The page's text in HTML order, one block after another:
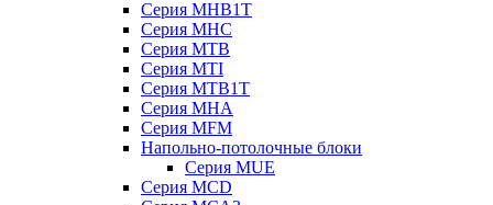
Серия MHB1T
Серия MHC
Серия MTB
Серия MTI
Серия MTB1T
Серия MHA
Серия MFM
Напольно-потолочные блоки
Серия MUE
Серия MCD